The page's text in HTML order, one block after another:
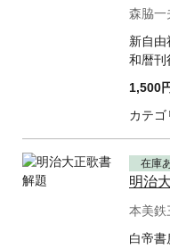
森脇一
新自由
和暦刊
1,500
カテゴ
在庫
明治
本美鉄
白帝